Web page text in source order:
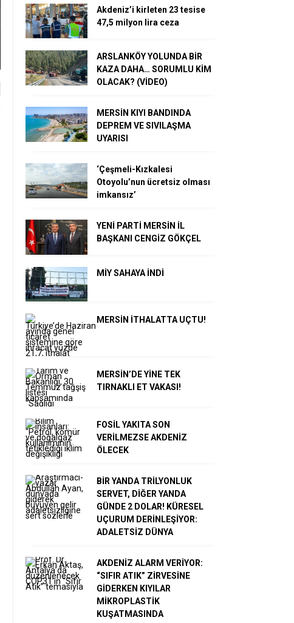
Akdeniz’i kirleten 23 tesise
47,5 milyon lira ceza
ARSLANKÖY YOLUNDA BİR
KAZA DAHA… SORUMLU KİM
OLACAK? (VİDEO)
MERSİN KIYI BANDINDA
DEPREM VE SIVILAŞMA
UYARISI
‘Çeşmeli-Kızkalesi
Otoyolu’nun ücretsiz olması
imkansız’
YENİ PARTİ MERSİN İL
BAŞKANI CENGİZ GÖKÇEL
MİY SAHAYA İNDİ
MERSİN İTHALATTA UÇTU!
MERSİN’DE YİNE TEK
TIRNAKLI ET VAKASI!
FOSİL YAKITA SON
VERİLMEZSE AKDENİZ
ÖLECEK
BİR YANDA TRİLYONLUK
SERVET, DİĞER YANDA
GÜNDE 2 DOLAR! KÜRESEL
UÇURUM DERİNLEŞİYOR:
ADALETSİZ DÜNYA
AKDENİZ ALARM VERİYOR:
“SIFIR ATIK” ZİRVESİNE
GİDERKEN KIYILAR
MİKROPLASTİK
KUŞATMASINDA